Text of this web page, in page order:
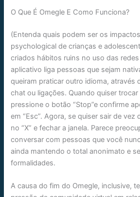
O Que É Omegle E Como Funciona?
(Entenda quais podem ser os
psychological de crianças e
criados hábitos ruins no uso das
aplicativo liga pessoas que sejam
queiram praticar outro idioma, através
chat ou ligações. Quando quiser
pressione o botão “Stop”e confirme
em “Esc”. Agora, se quiser sair de
no “X” e fechar a janela. Parece
conversar com pessoas que você
ainda mantendo o total anonimato e
formalidades.
A causa do fim do Omegle, inclusive,